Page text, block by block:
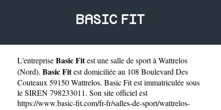
BASIC FIT
L'entrepriseBasic Fitest unesalle de sport à Wattrelos
(Nord). Basic Fitest domiciliée au 108 Boulevard Des
Couteaux 59150 Wattrelos. Basic Fit est immatriculée sous
le SIREN 798233011. Son site officiel est
https://www.basic-fit.com/fr-fr/salles-de-sport/wattrelos-